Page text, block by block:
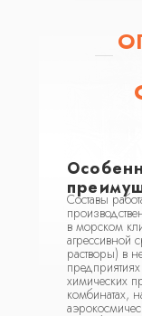
Составы
в морском
агрессивной
растворы) в
химических
комбинатах,